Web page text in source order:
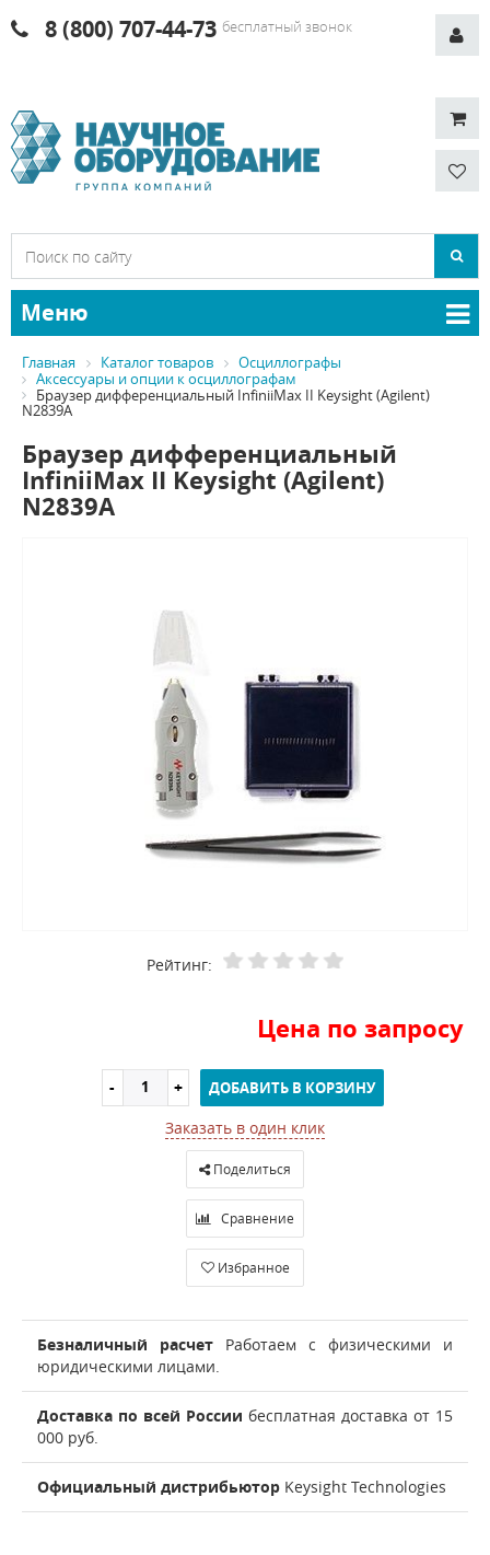
8 (800) 707-44-73 бесплатный звонок
Меню
Главная Каталог товаров
Осциллографы
Аксессуары и опции к осциллографам
Браузер дифференциальный InfiniiMax II Keysight (Agilent)
N2839A
Браузер дифференциальный
InfiniiMax II Keysight (Agilent)
N2839A
Рейтинг:
Цена по запросу
ДОБАВИТЬ В КОРЗИНУ
Заказать в один клик
Поделиться
Сравнение
Избранное
Безналичный расчет Работаем с физическими и
юридическими лицами.
Доставка по всей России бесплатная доставка от 15
000 руб.
Официальный дистрибьютор Keysight Technologies